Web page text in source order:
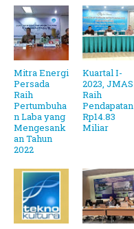
Mitra Energi
Persada
Raih
Pertumbuha
n Laba yang
Mengesank
an Tahun
2022
Kuartal I-
2023, JMAS
Raih
Pendapatan
Rp14.83
Miliar